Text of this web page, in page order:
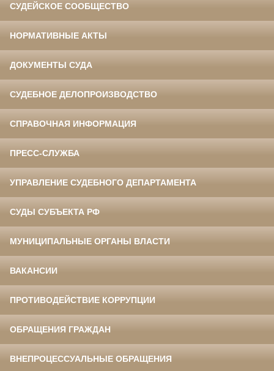
СУДЕЙСКОЕ СООБЩЕСТВО
НОРМАТИВНЫЕ АКТЫ
ДОКУМЕНТЫ СУДА
СУДЕБНОЕ ДЕЛОПРОИЗВОДСТВО
СПРАВОЧНАЯ ИНФОРМАЦИЯ
ПРЕСС-СЛУЖБА
УПРАВЛЕНИЕ СУДЕБНОГО ДЕПАРТАМЕНТА
СУДЫ СУБЪЕКТА РФ
МУНИЦИПАЛЬНЫЕ ОРГАНЫ ВЛАСТИ
ВАКАНСИИ
ПРОТИВОДЕЙСТВИЕ КОРРУПЦИИ
ОБРАЩЕНИЯ ГРАЖДАН
ВНЕПРОЦЕССУАЛЬНЫЕ ОБРАЩЕНИЯ